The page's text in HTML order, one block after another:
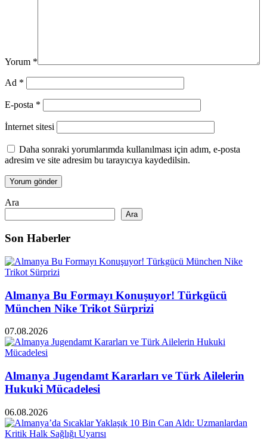
Yorum *
Ad *
E-posta *
İnternet sitesi
Daha sonraki yorumlarımda kullanılması için adım, e-posta
adresim ve site adresim bu tarayıcıya kaydedilsin.
Ara
Ara
Son Haberler
Almanya Bu Formayı Konuşuyor! Türkgücü
München Nike Trikot Sürprizi
07.08.2026
Almanya Jugendamt Kararları ve Türk Ailelerin
Hukuki Mücadelesi
06.08.2026